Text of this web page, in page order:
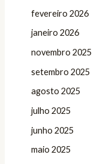
fevereiro 2026
janeiro 2026
novembro 2025
setembro 2025
agosto 2025
julho 2025
junho 2025
maio 2025